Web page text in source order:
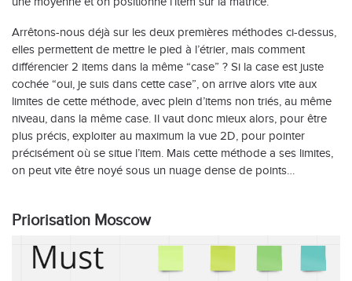
Arrêtons-nous déjà sur les deux premières méthodes ci-dessus,
elles permettent de mettre le pied à l’étrier, mais comment
différencier 2 items dans la même “case” ? Si la case est juste
cochée “oui, je suis dans cette case”, on arrive alors vite aux
limites de cette méthode, avec plein d’items non triés, au même
niveau, dans la même case. Il vaut donc mieux alors, pour être
plus précis, exploiter au maximum la vue 2D, pour pointer
précisément où se situe l’item. Mais cette méthode a ses limites,
on peut vite être noyé sous un nuage dense de points…
Priorisation Moscow